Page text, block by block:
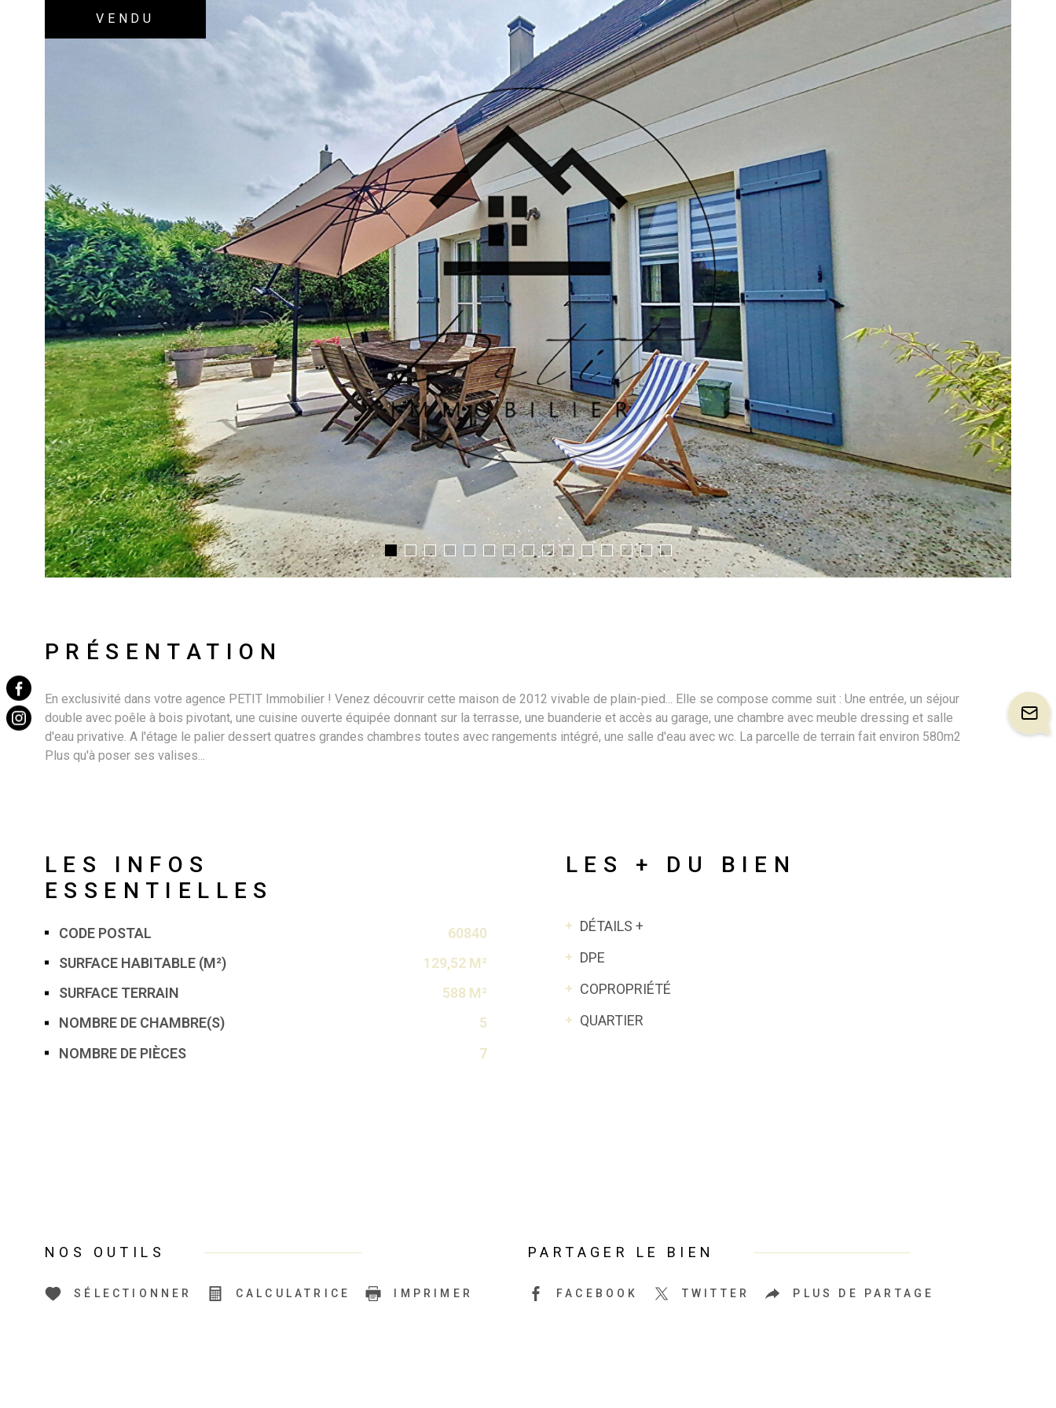
VENDU
PRÉSENTATION
En exclusivité dans votre agence PETIT Immobilier ! Venez découvrir cette maison de 2012 vivable de plain-pied... Elle se compose comme suit : Une entrée, un séjour
double avec poêle à bois pivotant, une cuisine ouverte équipée donnant sur la terrasse, une buanderie et accès au garage, une chambre avec meuble dressing et salle
d'eau privative. A l'étage le palier dessert quatres grandes chambres toutes avec rangements intégré, une salle d'eau avec wc. La parcelle de terrain fait environ 580m2
Plus qu'à poser ses valises...
LES INFOS
ESSENTIELLES
Caractérisque Valeurs
CODE POSTAL
60840
SURFACE HABITABLE (M²)
129,52 M²
SURFACE TERRAIN
588 M²
NOMBRE DE CHAMBRE(S)
5
NOMBRE DE PIÈCES
7
LES + DU BIEN
DÉTAILS +
DPE
COPROPRIÉTÉ
QUARTIER
NOS OUTILS
SÉLECTIONNER CALCULATRICE IMPRIMER
PARTAGER LE BIEN
FACEBOOK TWITTER PLUS DE PARTAGE